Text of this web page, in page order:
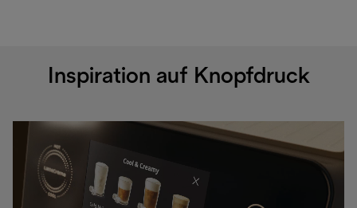
Inspiration auf Knopfdruck